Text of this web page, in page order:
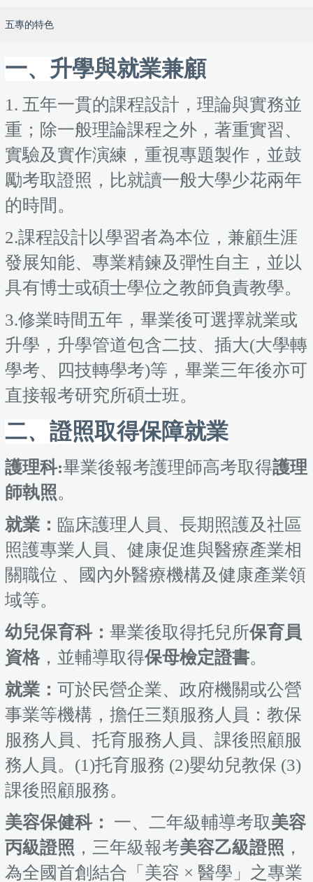
五專的特色
一、升學與就業兼顧
1. 五年一貫的課程設計，理論與實務並
重；除一般理論課程之外，著重實習、
實驗及實作演練，重視專題製作，並鼓
勵考取證照，比就讀一般大學少花兩年
的時間。
2.課程設計以學習者為本位，兼顧生涯
發展知能、專業精鍊及彈性自主，並以
具有博士或碩士學位之教師負責教學。
3.修業時間五年，畢業後可選擇就業或
升學，升學管道包含二技、插大(大學轉
學考、四技轉學考)等，畢業三年後亦可
直接報考研究所碩士班。
二、 證照取得保障就業
護理科:畢業後報考護理師高考取得護理
師執照。
就業： 臨床護理人員、長期照護及社區
照護專業人員、健康促進與醫療產業相
關職位 、國內外醫療機構及健康產業領
域等。
幼兒保育科： 畢業後取得托兒所保育員
資格，並輔導取得保母檢定證書。
就業： 可於民營企業、政府機關或公營
事業等機構，擔任三類服務人員：教保
服務人員、托育服務人員、課後照顧服
務人員。(1)托育服務 (2)嬰幼兒教保 (3)
課後照顧服務。
美容保健科：
一、二年級輔導考取美容
丙級證照 ，三年級報考美容乙級證照 ，
為全國首創結合「美容 × 醫學」之專業